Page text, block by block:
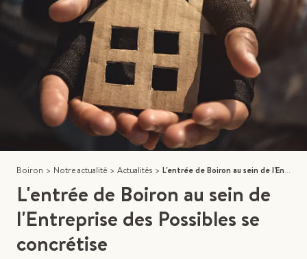
Boiron > Notre actualité > Actualités > L'entrée de Boiron au sein de l'Entreprise des Possibles se concrétise
L'entrée de Boiron au sein de
l'Entreprise des Possibles se
concrétise